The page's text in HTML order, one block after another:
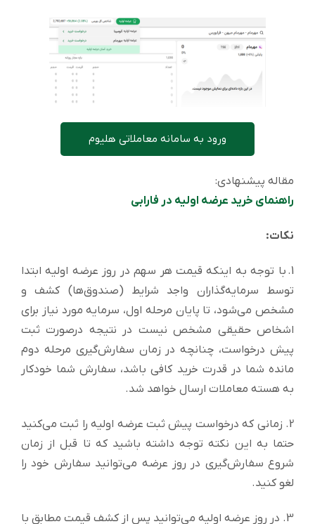
ورود به سامانه معاملاتی هلیوم
مقاله پیشنهادی:
راهنمای خرید عرضه اولیه در فارابی
نکات:
1. با توجه به اینکه قیمت هر سهم در روز عرضه اولیه ابتدا
توسط سرمایه‌گذاران واجد شرایط (صندوق‌ها) کشف و
مشخص می‌شود، تا پایان مرحله اول، سرمایه مورد نیاز برای
اشخاص حقیقی مشخص نیست در نتیجه درصورت ثبت
پیش درخواست، چنانچه در زمان سفارش‌گیری مرحله دوم
مانده شما در قدرت خرید کافی باشد، سفارش شما خودکار
به هسته معاملات ارسال خواهد شد.
2. زمانی که درخواست پیش ثبت عرضه اولیه را ثبت می‌کنید
حتما به این نکته توجه داشته باشید که تا قبل از زمان
شروع سفارش‌گیری در روز عرضه می‌توانید سفارش خود را
لغو کنید.
3. در روز عرضه اولیه می‌توانید پس از کشف قیمت مطابق با